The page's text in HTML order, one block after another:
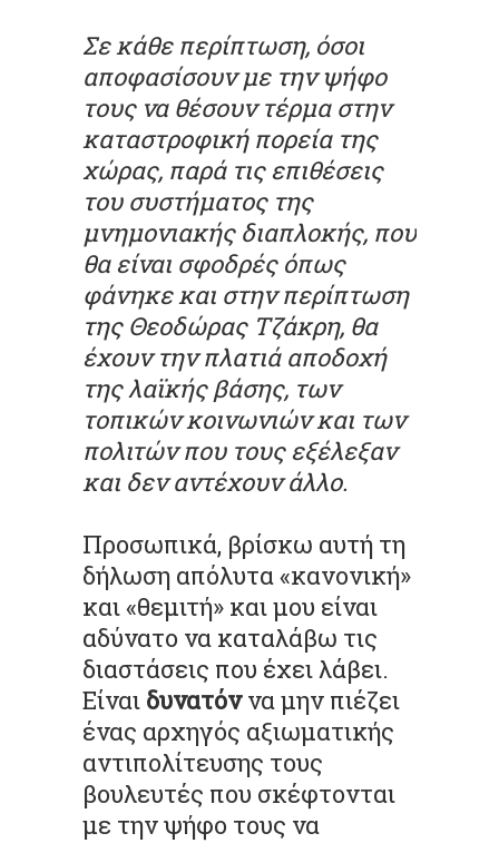
Σε κάθε περίπτωση, όσοι
αποφασίσουν με την ψήφο
τους να θέσουν τέρμα στην
καταστροφική πορεία της
χώρας, παρά τις επιθέσεις
του συστήματος της
μνημονιακής διαπλοκής, που
θα είναι σφοδρές όπως
φάνηκε και στην περίπτωση
της Θεοδώρας Τζάκρη, θα
έχουν την πλατιά αποδοχή
της λαϊκής βάσης, των
τοπικών κοινωνιών και των
πολιτών που τους εξέλεξαν
και δεν αντέχουν άλλο.
Προσωπικά, βρίσκω αυτή τη
δήλωση απόλυτα «κανονική»
και «θεμιτή» και μου είναι
αδύνατο να καταλάβω τις
διαστάσεις που έχει λάβει.
Είναι δυνατόννα μην πιέζει
ένας αρχηγός αξιωματικής
αντιπολίτευσης τους
βουλευτές που σκέφτονται
με την ψήφο τους να